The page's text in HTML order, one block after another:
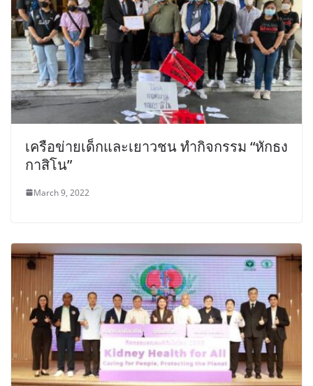
เครือข่ายเด็กและเยาวชน ทำกิจกรรม “หักธง
กาสิโน”
March 9, 2022